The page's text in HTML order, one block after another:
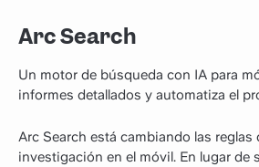
Arc Search
Un motor de búsqueda con IA para
informes detallados y automatiza el
Arc Search está cambiando las reglas
investigación en el móvil. En lugar de